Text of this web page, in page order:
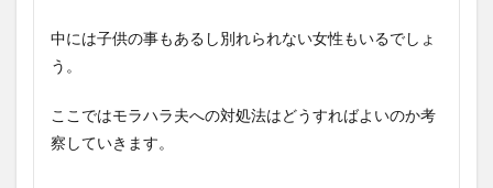
中には子供の事もあるし別れられない女性もいるでしょ
う。
ここではモラハラ夫への対処法はどうすればよいのか考
察していきます。